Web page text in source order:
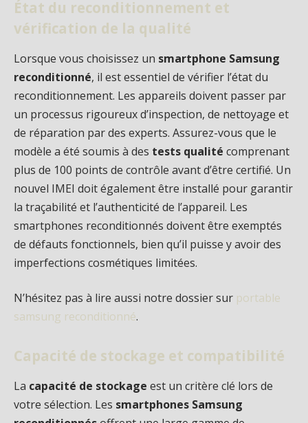
État du reconditionnement et
vérification de la qualité
Lorsque vous choisissez un smartphone Samsung
reconditionné, il est essentiel de vérifier l’état du
reconditionnement. Les appareils doivent passer par
un processus rigoureux d’inspection, de nettoyage et
de réparation par des experts. Assurez-vous que le
modèle a été soumis à des tests qualité comprenant
plus de 100 points de contrôle avant d’être certifié. Un
nouvel IMEI doit également être installé pour garantir
la traçabilité et l’authenticité de l’appareil. Les
smartphones reconditionnés doivent être exemptés
de défauts fonctionnels, bien qu’il puisse y avoir des
imperfections cosmétiques limitées.
N’hésitez pas à lire aussi notre dossier sur portable
samsung reconditionné.
Capacité de stockage et compatibilité
La capacité de stockage est un critère clé lors de
votre sélection. Les smartphones Samsung